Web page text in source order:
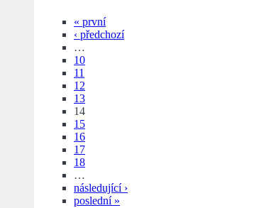
« první
‹ předchozí
…
10
11
12
13
14
15
16
17
18
…
následující ›
poslední »